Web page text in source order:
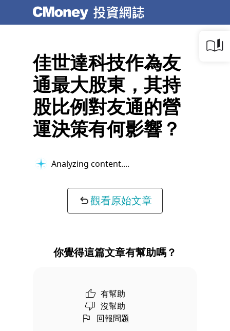
佳世達科技作為友
通最大股東，其持
股比例對友通的營
運決策有何影響？
Analyzing content...
觀看原始文章
你覺得這篇文章有幫助嗎？
有幫助
沒幫助
回報問題